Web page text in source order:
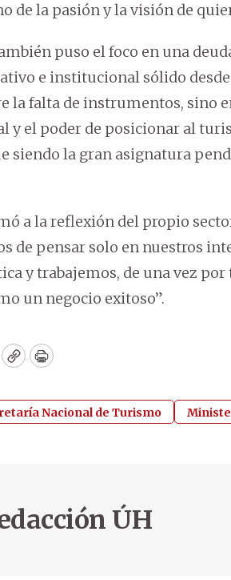
de la pasión y la visión de
puso el foco en una
e institucional sólido desde
la falta de instrumentos, sino
y el poder de posicionar al
siendo la gran asignatura
a la reflexión del propio
de pensar solo en nuestros
y trabajemos, de una vez
un negocio exitoso”.
CopyPrint
Nacional de Turismo
ÚH